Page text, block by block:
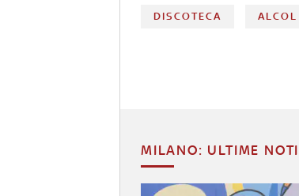
DISCOTECA ALCOL
MILANO: ULTIME